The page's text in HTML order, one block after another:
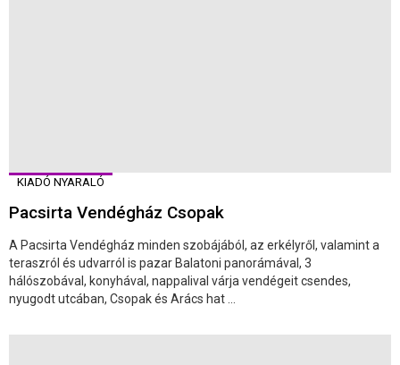
KIADÓ NYARALÓ
Pacsirta Vendégház Csopak
A Pacsirta Vendégház minden szobájából, az erkélyről, valamint a
teraszról és udvarról is pazar Balatoni panorámával, 3
hálószobával, konyhával, nappalival várja vendégeit csendes,
nyugodt utcában, Csopak és Arács hat ...